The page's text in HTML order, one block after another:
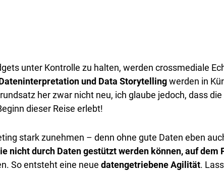
unter Kontrolle zu halten, werden crossmediale
und Data Storytellingwerden in
her zwar nicht neu, ich glaube jedoch, dass die
dieser Reise erlebt!
stark zunehmen – denn ohne gute Daten eben
nicht durch Daten gestützt werden können, auf dem
So entsteht eine neue datengetriebene Agilität.